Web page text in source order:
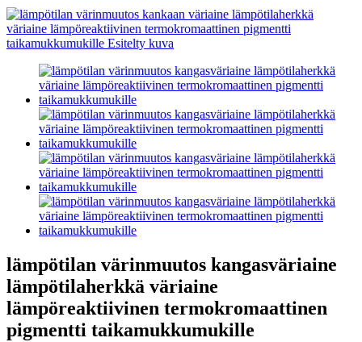
lämpötilan värinmuutos kangasväriaine
lämpötilaherkkä väriaine
lämpöreaktiivinen termokromaattinen
pigmentti taikamukkumukille